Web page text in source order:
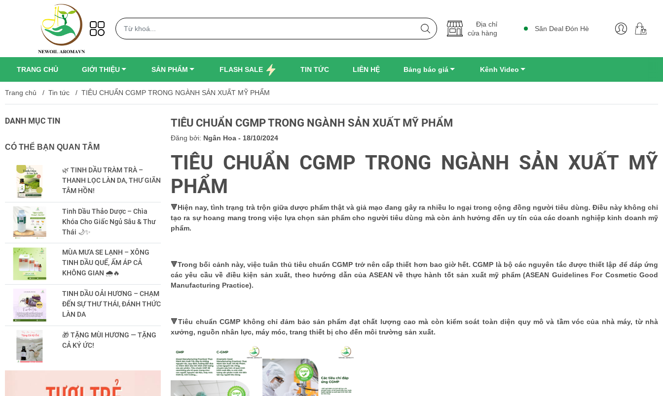
Địa chỉ
cửa hàng
Săn Deal Đón Hè
TRANG CHỦ GIỚI THIỆU SẢN PHẨM FLASH SALE TIN TỨC LIÊN HỆ Bảng báo giá Kênh Video
Trang chủ / Tin tức / TIÊU CHUẨN CGMP TRONG NGÀNH SẢN XUẤT MỸ PHẨM
TIÊU CHUẨN CGMP TRONG NGÀNH SẢN XUẤT MỸ PHẨM
Đăng bởi: Ngân Hoa - 18/10/2024
TIÊU CHUẨN CGMP TRONG NGÀNH SẢN XUẤT MỸ
PHẨM
🔻Hiện nay, tình trạng trà trộn giữa dược phẩm thật và giả mạo đang gây ra nhiều lo ngại trong cộng đồng người tiêu dùng. Điều này không chỉ
tạo ra sự hoang mang trong việc lựa chọn sản phẩm cho người tiêu dùng mà còn ảnh hưởng đến uy tín của các doanh nghiệp kinh doanh mỹ
phẩm.
🔻Trong bối cảnh này, việc tuân thủ tiêu chuẩn CGMP trở nên cấp thiết hơn bao giờ hết. CGMP là bộ các nguyên tắc được thiết lập để đáp ứng
các yêu cầu về điều kiện sản xuất, theo hướng dẫn của ASEAN về thực hành tốt sản xuất mỹ phẩm (ASEAN Guidelines For Cosmetic Good
Manufacturing Practice).
🔻Tiêu chuẩn CGMP không chỉ đảm bảo sản phẩm đạt chất lượng cao mà còn kiểm soát toàn diện quy mô và tầm vóc của nhà máy, từ nhà
xưởng, nguồn nhân lực, máy móc, trang thiết bị cho đến môi trường sản xuất.
DANH MỤC TIN
CÓ THỂ BẠN QUAN TÂM
🌿 TINH DẦU TRÀM TRÀ –
THANH LỌC LÀN DA, THƯ GIÃN
TÂM HỒN!
Tinh Dầu Thảo Dược – Chìa
Khóa Cho Giấc Ngủ Sâu & Thư
Thái 🌙✨
MÙA MƯA SE LẠNH – XÔNG
TINH DẦU QUẾ, ẤM ÁP CẢ
KHÔNG GIAN 🌧️🔥
TINH DẦU OẢI HƯƠNG – CHẠM
ĐẾN SỰ THƯ THÁI, ĐÁNH THỨC
LÀN DA
🎁 TẶNG MÙI HƯƠNG — TẶNG
CẢ KÝ ỨC!